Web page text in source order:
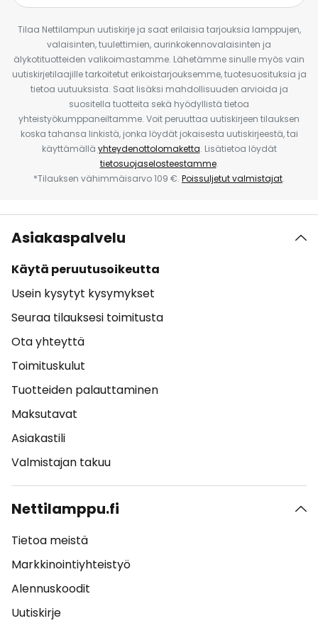
Tilaa Nettilampun uutiskirje ja saat erilaisia tarjouksia lamppujen,
valaisinten, tuulettimien, aurinkokennovalaisinten ja
älykotituotteiden valikoimastamme. Lähetämme sinulle myös vain
uutiskirjetilaajille tarkoitetut erikoistarjouksemme, tuotesuosituksia ja
tietoa uutuuksista. Saat lisäksi mahdollisuuden arvioida ja
suositella tuotteita sekä hyödyllistä tietoa
yhteistyökumppaneiltamme. Voit peruuttaa uutiskirjeen tilauksen
koska tahansa linkistä, jonka löydät jokaisesta uutiskirjeestä, tai
käyttämällä yhteydenottolomaketta. Lisätietoa löydät
tietosuojaselosteestamme.
*Tilauksen vähimmäisarvo 109 €. Poissuljetut valmistajat.
Asiakaspalvelu
Käytä peruutusoikeutta
Usein kysytyt kysymykset
Seuraa tilauksesi toimitusta
Ota yhteyttä
Toimituskulut
Tuotteiden palauttaminen
Maksutavat
Asiakastili
Valmistajan takuu
Nettilamppu.fi
Tietoa meistä
Markkinointiyhteistyö
Alennuskoodit
Uutiskirje